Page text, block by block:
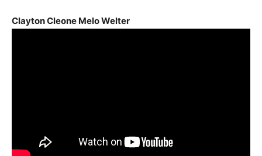
Clayton Cleone Melo Welter